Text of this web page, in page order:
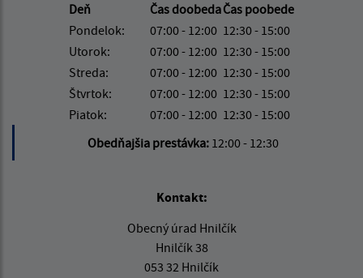
Deň
Čas doobedaČas poobede
Pondelok:
07:00 - 12:00 12:30 - 15:00
Utorok:
07:00 - 12:00 12:30 - 15:00
Streda:
07:00 - 12:00 12:30 - 15:00
Štvrtok:
07:00 - 12:00 12:30 - 15:00
Piatok:
07:00 - 12:00 12:30 - 15:00
Obedňajšia prestávka: 12:00 - 12:30
Kontakt:
Obecný úrad Hnilčík
Hnilčík 38
053 32 Hnilčík